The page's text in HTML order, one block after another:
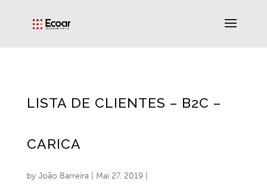
LISTA DE CLIENTES – B2C –
CARICA
by João Barreira| Mai 27, 2019|